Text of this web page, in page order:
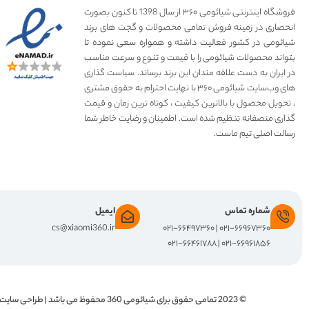
فروشگاه اینترنتی شیائومی ۳۶۰ از سال 1398 تا کنون بصورت
انحصاری در زمینه فروش تمامی محصولات و گجت های برند
شیائومی در کشور فعالیت داشته و همواره سعی نموده تا
بتواند محصولات شیائومی را با قیمت و تنوع و سرعت مناسب
در ایران به دست علاقه مندان این برند برساند. سیاست گذاری
های وب‌سایت شیائومی ۳۶۰ با نهایت احترام به حقوق مشتری
، تحویل محصول با بالاترین کیفیت ، کوتاه ترین زمان و قیمت
گذاری منصفانه تنظیم شده است. اطمینان و رضایت خاطر شما
رسالت اصلی تیم ماست.
شماره تماس
۰۲۱-۶۶۹۶۷۳۶۰ | ۰۲۱-۶۶۴۹۷۳۶۰
۰۲۱-۶۶۹۶۱۸۵۶ | ۰۲۱-۶۶۴۶۱۷۸۸
ایمیل
cs@xiaomi360.ir
© 2023 تمامی حقوق برای شیائومی 360 محفوظ می باشد | طراحی